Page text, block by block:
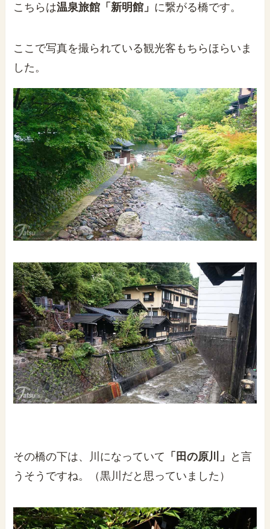
こちらは温泉旅館「新明館」 に繋がる橋です。
ここで写真を撮られている観光客もちらほらいま
した。
その橋の下は、川になっていて 「田の原川」
と言
うそうですね。（黒川だと思っていました）